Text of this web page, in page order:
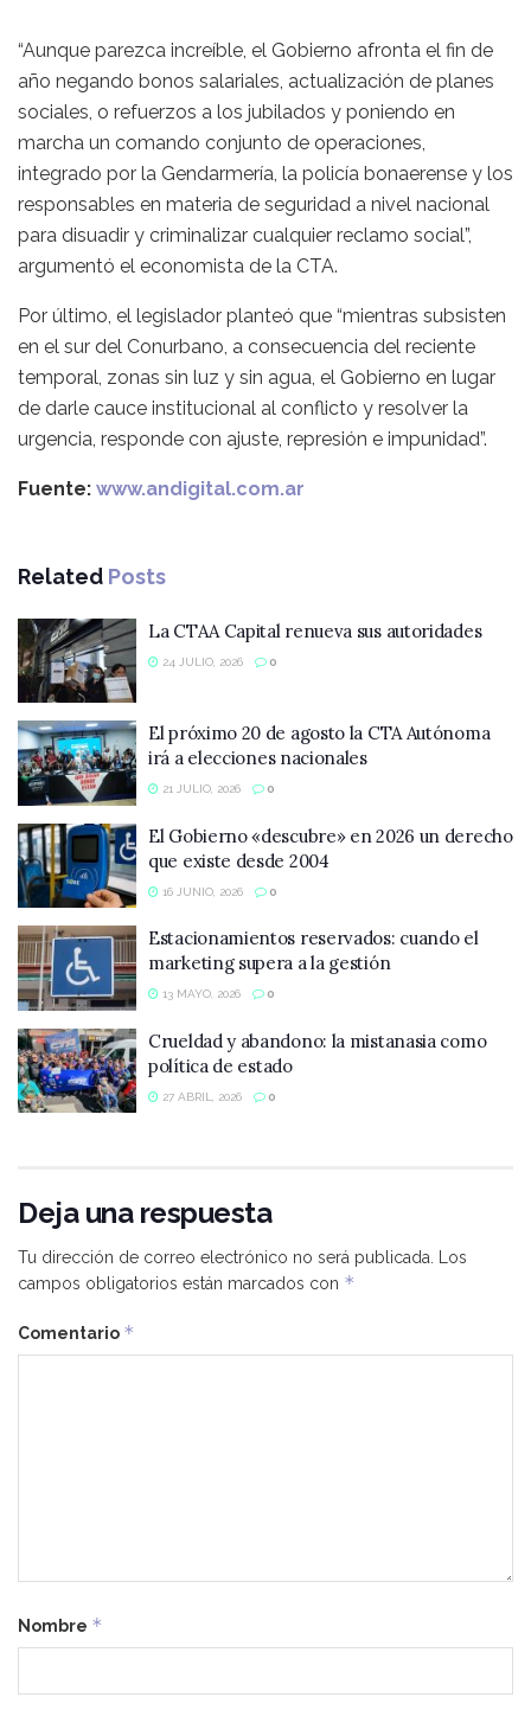
“Aunque parezca increíble, el Gobierno afronta el fin de
año negando bonos salariales, actualización de planes
sociales, o refuerzos a los jubilados y poniendo en
marcha un comando conjunto de operaciones,
integrado por la Gendarmería, la policía bonaerense y los
responsables en materia de seguridad a nivel nacional
para disuadir y criminalizar cualquier reclamo social”,
argumentó el economista de la CTA.
Por último, el legislador planteó que “mientras subsisten
en el sur del Conurbano, a consecuencia del reciente
temporal, zonas sin luz y sin agua, el Gobierno en lugar
de darle cauce institucional al conflicto y resolver la
urgencia, responde con ajuste, represión e impunidad”.
Fuente: www.andigital.com.ar
Related Posts
La CTAA Capital renueva sus autoridades
24 JULIO, 2026 0
El próximo 20 de agosto la CTA Autónoma
irá a elecciones nacionales
21 JULIO, 2026 0
El Gobierno «descubre» en 2026 un derecho
que existe desde 2004
16 JUNIO, 2026 0
Estacionamientos reservados: cuando el
marketing supera a la gestión
13 MAYO, 2026 0
Crueldad y abandono: la mistanasia como
política de estado
27 ABRIL, 2026 0
Deja una respuesta
Tu dirección de correo electrónico no será publicada. Los
campos obligatorios están marcados con *
Comentario *
Nombre *